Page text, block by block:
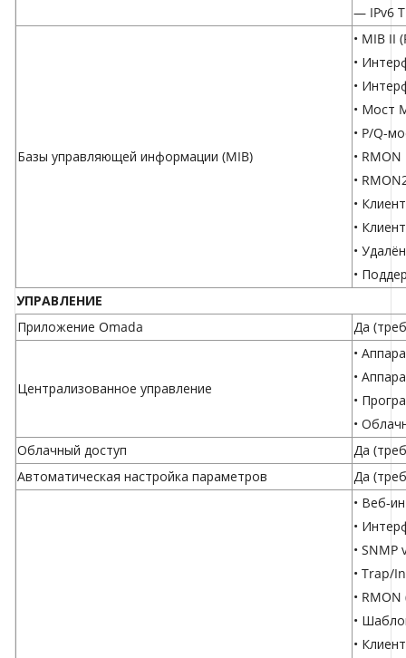
— IPv6
Базы управляющей информации (MIB)
• MIB II
•
•
• Мост
• P/Q-
• RMON
•
•
•
•
•
УПРАВЛЕНИЕ
Приложение Omada
Да
Централизованное управление
•
•
•
•
Облачный доступ
Да
Автоматическая настройка параметров
Да
• Веб-
•
• SNMP
• Trap/
• RMON
•
•